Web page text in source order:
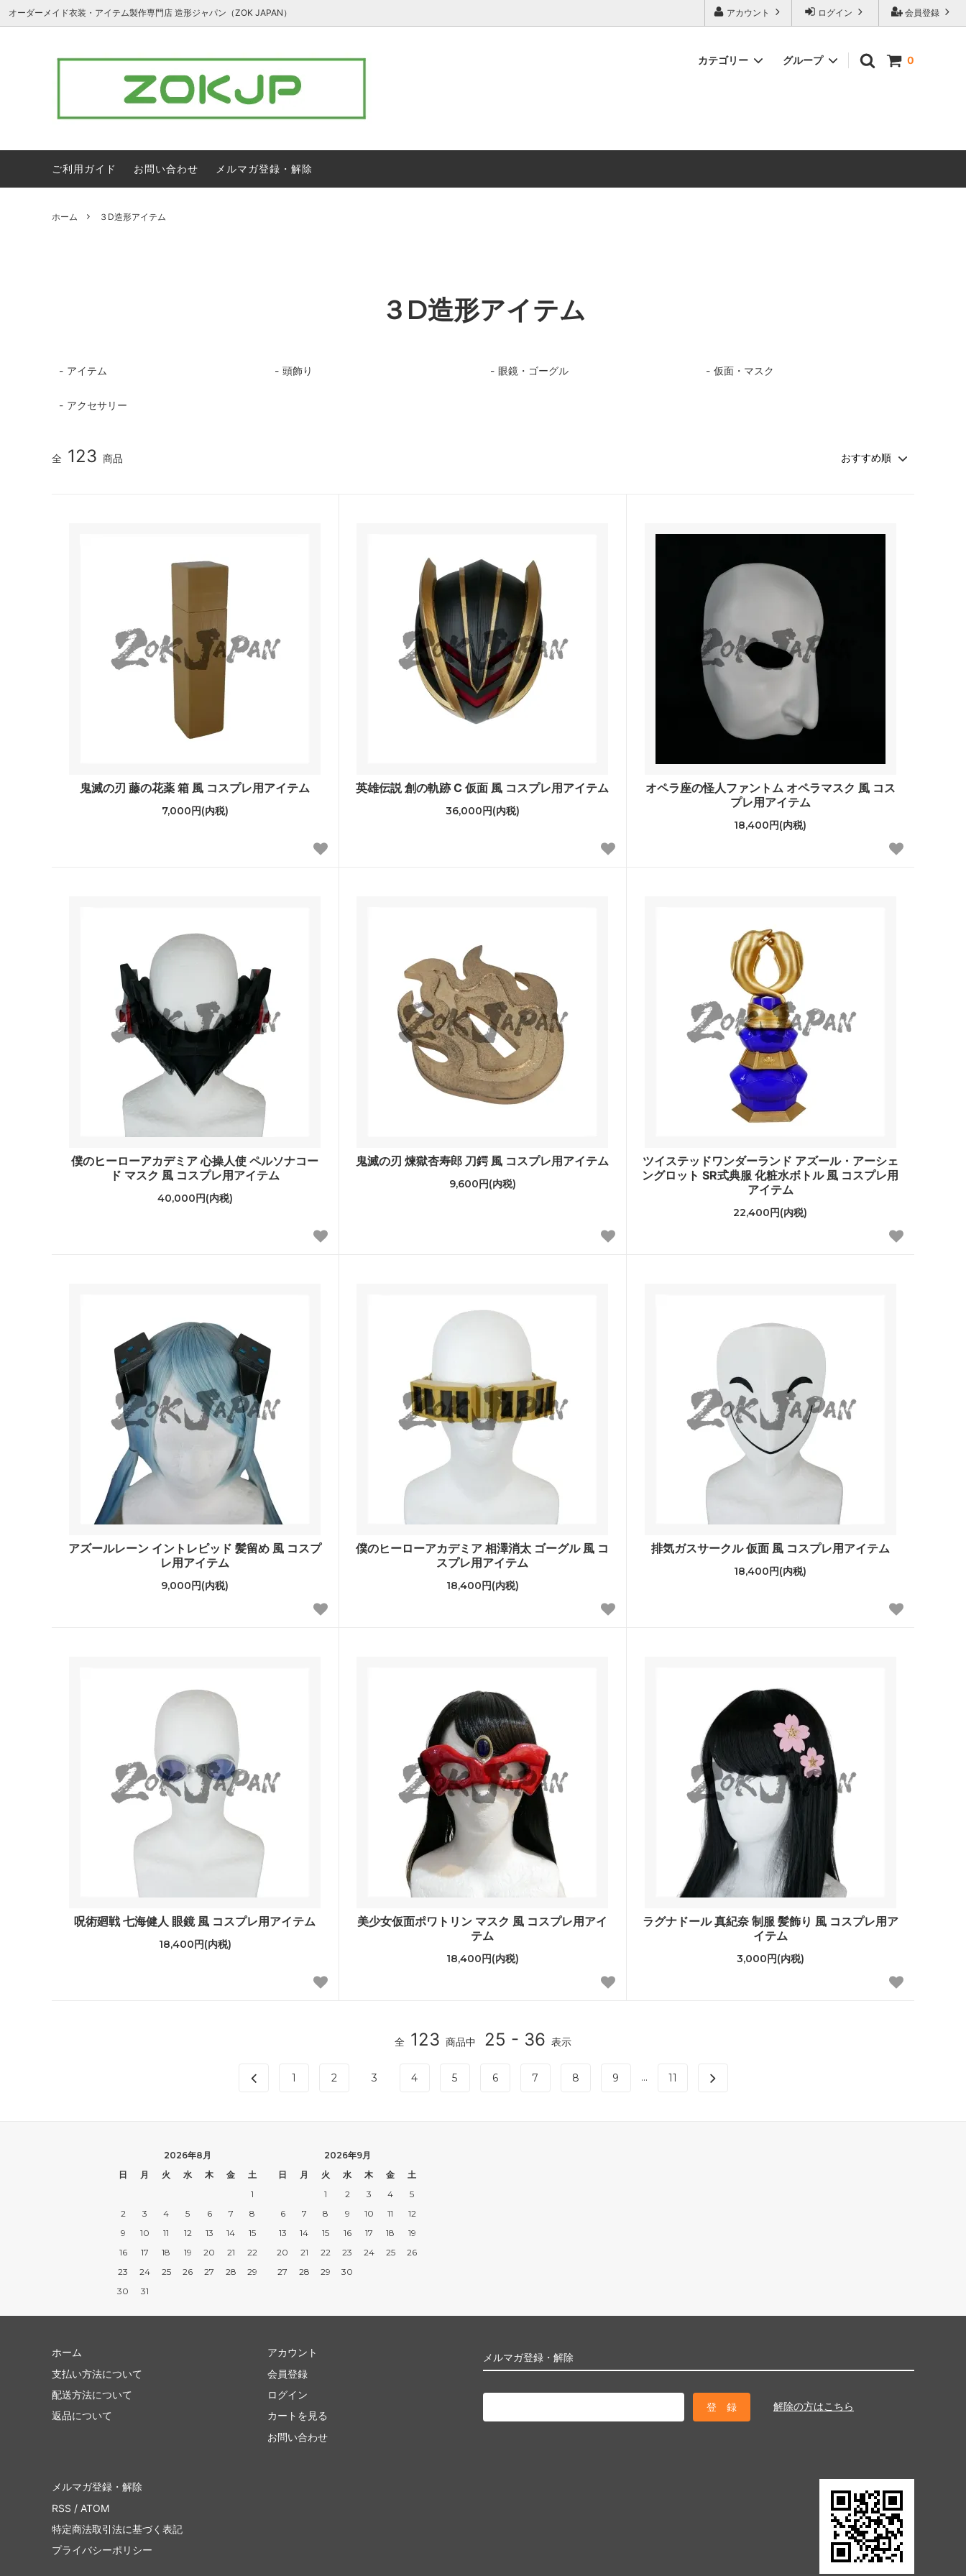
会員登録
ログイン
アカウント
オーダーメイド衣装・アイテム製作専門店 造形ジャパン（ZOK JAPAN）
0
カテゴリー グループ
ラ行 ワ行
ご利用ガイド お問い合わせ メルマガ登録・解除
ホーム ３D造形アイテム
３D造形アイテム
アイテム 頭飾り 眼鏡・ゴーグル 仮面・マスク
アクセサリー
全 123 商品
鬼滅の刃 藤の花薬 箱 風 コスプレ用アイテム
7,000円(内税)
英雄伝説 創の軌跡 C 仮面 風 コスプレ用アイテム
36,000円(内税)
オペラ座の怪人ファントム オペラマスク 風 コス
プレ用アイテム
18,400円(内税)
僕のヒーローアカデミア 心操人使 ペルソナコー
ド マスク 風 コスプレ用アイテム
40,000円(内税)
鬼滅の刃 煉獄杏寿郎 刀鍔 風 コスプレ用アイテム
9,600円(内税)
ツイステッドワンダーランド アズール・アーシェ
ングロット SR式典服 化粧水ボトル 風 コスプレ用
アイテム
22,400円(内税)
アズールレーン イントレピッド 髪留め 風 コスプ
レ用アイテム
9,000円(内税)
僕のヒーローアカデミア 相澤消太 ゴーグル 風 コ
スプレ用アイテム
18,400円(内税)
排気ガスサークル 仮面 風 コスプレ用アイテム
18,400円(内税)
呪術廻戦 七海健人 眼鏡 風 コスプレ用アイテム
18,400円(内税)
美少女仮面ポワトリン マスク 風 コスプレ用アイ
テム
18,400円(内税)
ラグナドール 真紀奈 制服 髪飾り 風 コスプレ用ア
イテム
3,000円(内税)
全 123 商品中 25 - 36 表示
1 2 3 4 5 6 7 8 9 ... 11
2026年8月
日
月 火 水 木 金
土
1
2
3 4 5 6 7
8
9
10 11 12 13 14
15
16
17 18 19 20 21
22
23
24 25 26 27 28
29
30
31
2026年9月
日
月 火 水 木 金
土
1
2 3 4
5
6
7 8 9 10 11
12
13
14 15 16 17 18
19
20
21 22 23 24 25
26
27
28 29 30
メルマガ登録・解除
解除の方はこちら
ホーム
支払い方法について
配送方法について
返品について
アカウント
会員登録
ログイン
カートを見る
お問い合わせ
メルマガ登録・解除
RSS / ATOM
特定商法取引法に基づく表記
プライバシーポリシー